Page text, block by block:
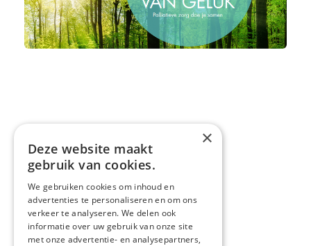
×
Deze website maakt
gebruik van cookies.
We gebruiken cookies om inhoud en
advertenties te personaliseren en om ons
verkeer te analyseren. We delen ook
informatie over uw gebruik van onze site
met onze advertentie- en analysepartners,